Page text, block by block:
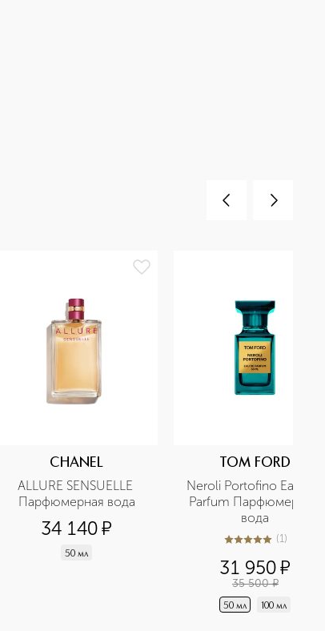
CHANEL
ALLURE SENSUELLE
Парфюмерная вода
34 140¤
50 мл
TOM FORD
Neroli Portofino Eau De
Parfum Парфюмерная
вода
5из 51 (1)
31 950¤
35 500 ¤
50 мл 100 мл